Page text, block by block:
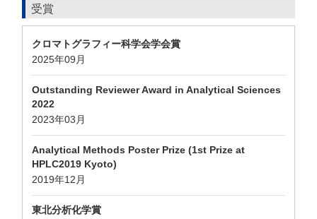
受賞
クロマトグラフィー科学会学会賞
2025年09月
Outstanding Reviewer Award in Analytical Sciences
2022
2023年03月
Analytical Methods Poster Prize (1st Prize at
HPLC2019 Kyoto)
2019年12月
東北分析化学賞